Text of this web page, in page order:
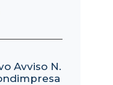
Avviso N.